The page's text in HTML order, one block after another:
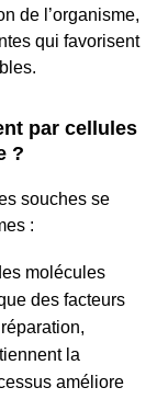
de l’organisme,
qui favorisent
par cellules
?
souches se
:
molécules
des facteurs
la
améliore